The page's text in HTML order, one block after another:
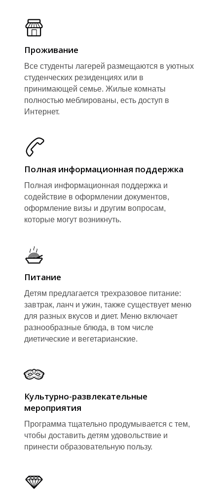
Ы
В
Проживание
Все студенты лагерей размещаются в уютных
студенческих резиденциях или в
принимающей семье. Жилые комнаты
полностью меблированы, есть доступ в
Интернет.
Полная информационная поддержка
Полная информационная поддержка и
содействие в оформлении документов,
оформление визы и другим вопросам,
которые могут возникнуть.
Питание
Детям предлагается трехразовое питание:
завтрак, ланч и ужин, также существует меню
для разных вкусов и диет. Меню включает
разнообразные блюда, в том числе
диетические и вегетарианские.
Культурно-развлекательные
мероприятия
Программа тщательно продумывается с тем,
чтобы доставить детям удовольствие и
принести образовательную пользу.
Ы
В